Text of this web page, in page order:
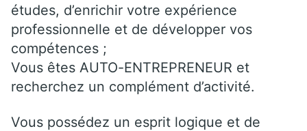
études, d’enrichir votre expérience
professionnelle et de développer vos
compétences ;
Vous êtes AUTO-ENTREPRENEUR et
recherchez un complément d’activité.
Vous possédez un esprit logique et de